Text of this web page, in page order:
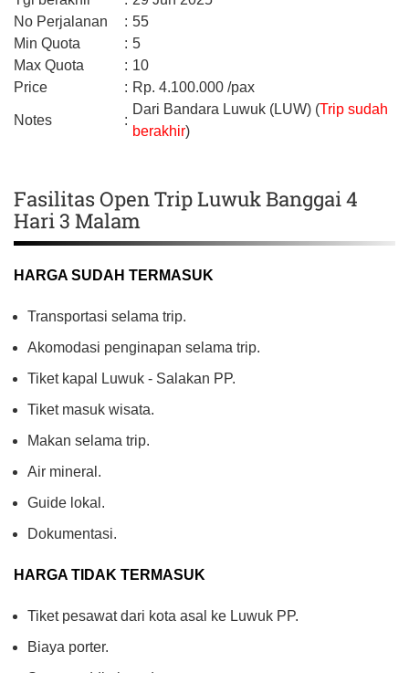
No Perjalanan
: 55
Min Quota
: 5
Max Quota
: 10
Price
: Rp. 4.100.000 /pax
Notes :
Dari Bandara Luwuk (LUW) (Trip sudah
berakhir)
Fasilitas Open Trip Luwuk Banggai 4
Hari 3 Malam
HARGA SUDAH TERMASUK
Transportasi selama trip.
Akomodasi penginapan selama trip.
Tiket kapal Luwuk - Salakan PP.
Tiket masuk wisata.
Makan selama trip.
Air mineral.
Guide lokal.
Dokumentasi.
HARGA TIDAK TERMASUK
Tiket pesawat dari kota asal ke Luwuk PP.
Biaya porter.